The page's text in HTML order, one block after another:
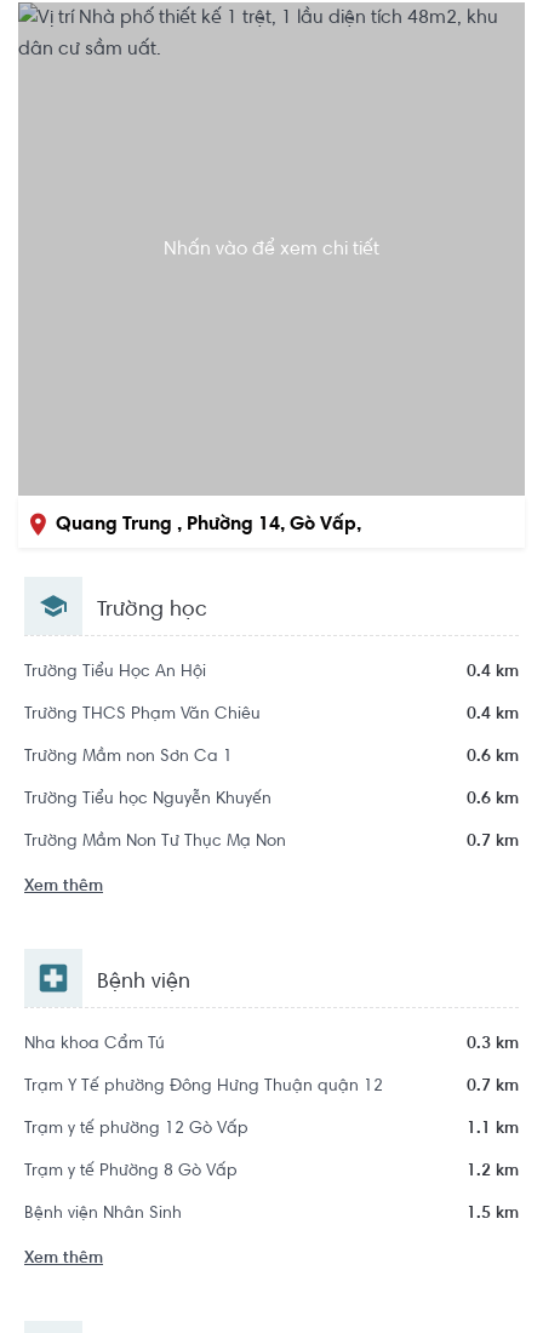
Nhấn vào để xem chi tiết
Quang Trung , Phường 14, Gò Vấp,
Trường học
Trường Tiểu Học An Hội 0.4 km
Trường THCS Phạm Văn Chiêu 0.4 km
Trường Mầm non Sơn Ca 1 0.6 km
Trường Tiểu học Nguyễn Khuyến 0.6 km
Trường Mầm Non Tư Thục Mạ Non 0.7 km
Xem thêm
Bệnh viện
Nha khoa Cẩm Tú 0.3 km
Trạm Y Tế phường Đông Hưng Thuận quận 12 0.7 km
Trạm y tế phường 12 Gò Vấp 1.1 km
Trạm y tế Phường 8 Gò Vấp 1.2 km
Bệnh viện Nhân Sinh 1.5 km
Xem thêm